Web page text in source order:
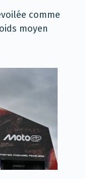
comme
moyen